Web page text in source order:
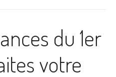
du 1er
votre